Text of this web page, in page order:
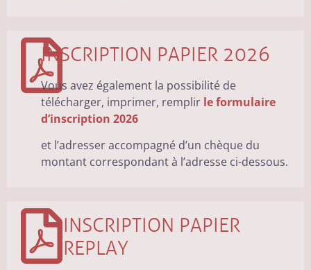
INSCRIPTION PAPIER 2026
Vous avez également la possibilité de
télécharger, imprimer, remplir le formulaire
d’inscription 2026
et l’adresser accompagné d’un chèque du
montant correspondant à l’adresse ci-dessous.
INSCRIPTION PAPIER
REPLAY